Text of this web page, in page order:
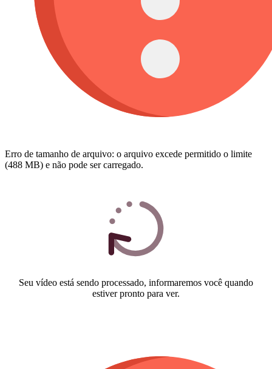
Erro de tamanho de arquivo: o arquivo excede permitido o limite
(488 MB) e não pode ser carregado.
Seu vídeo está sendo processado, informaremos você quando
estiver pronto para ver.